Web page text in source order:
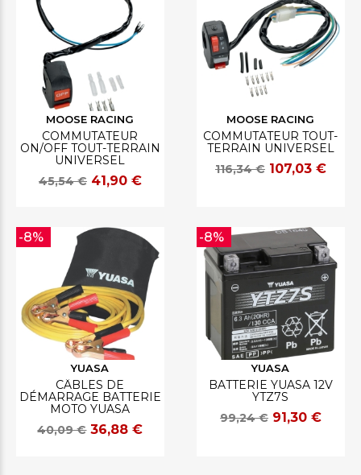
MOOSE RACING
COMMUTATEUR
ON/OFF TOUT-TERRAIN
UNIVERSEL
45,54 € 41,90 €
MOOSE RACING
COMMUTATEUR TOUT-
TERRAIN UNIVERSEL
116,34 € 107,03 €
YUASA
CÂBLES DE
DÉMARRAGE BATTERIE
MOTO YUASA
40,09 € 36,88 €
-8%
YUASA
BATTERIE YUASA 12V
YTZ7S
99,24 € 91,30 €
-8%